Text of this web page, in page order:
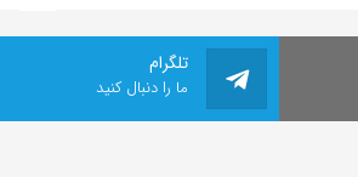
تلگرام
ما را دنبال کنید